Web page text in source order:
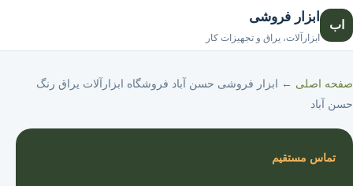
اب
ابزار فروشی
ابزارآلات، یراق و تجهیزات کار
صفحه اصلی ← ابزار فروشی حسن آباد فروشگاه ابزارآلات یراق رنگ
حسن آباد
تماس مستقیم